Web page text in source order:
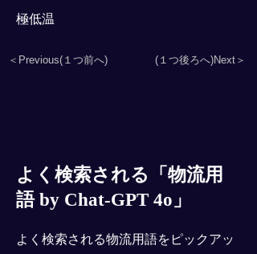
極低温
＜Previous(１つ前へ) (１つ後ろへ)Next＞
よく検索される「物流用
語 by Chat-GPT 4o」
よく検索される物流用語をピックアッ